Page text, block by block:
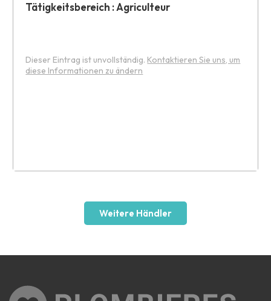
Tätigkeitsbereich : Agriculteur
Dieser Eintrag ist unvollständig. Kontaktieren Sie uns, um
diese Informationen zu ändern
Weitere Händler